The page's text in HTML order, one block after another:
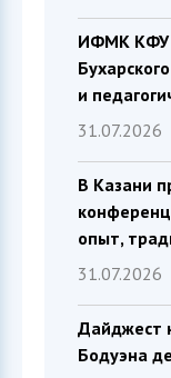
ИФМК КФУ
и
31.07.2026
В Казани
опыт,
31.07.2026
Дайджест
Бодуэна